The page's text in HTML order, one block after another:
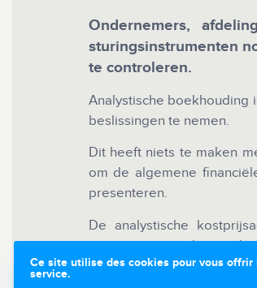
Ondernemers,
sturingsinstrumenten
te controleren.
Analystische
beslissingen te nemen.
Dit heeft niets te maken
om de algemene
presenteren.
De analystische
activiteit, uitgesplitst zoals
begrijpen, de oorzaken
Ce site utilise des cookies pour vous offrir
service.